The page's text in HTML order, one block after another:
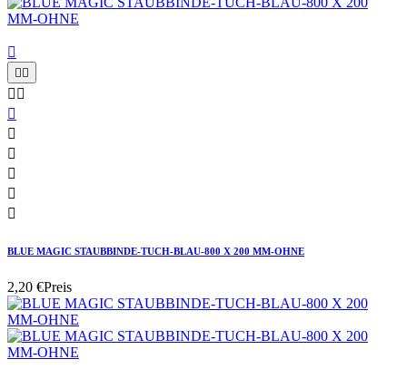

 
 






BLUE MAGIC STAUBBINDE-TUCH-BLAU-800 X 200 MM-OHNE
2,20 €Preis